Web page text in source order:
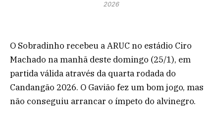
2026
O Sobradinho recebeu a ARUC no estádio Ciro
Machado na manhã deste domingo (25/1), em
partida válida através da quarta rodada do
Candangão 2026. O Gavião fez um bom jogo, mas
não conseguiu arrancar o ímpeto do alvinegro.